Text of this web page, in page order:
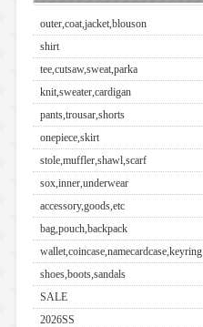
outer,coat,jacket,blouson
shirt
tee,cutsaw,sweat,parka
knit,sweater,cardigan
pants,trousar,shorts
onepiece,skirt
stole,muffler,shawl,scarf
sox,inner,underwear
accessory,goods,etc
bag,pouch,backpack
wallet,coincase,namecardcase,keyring
shoes,boots,sandals
SALE
2026SS